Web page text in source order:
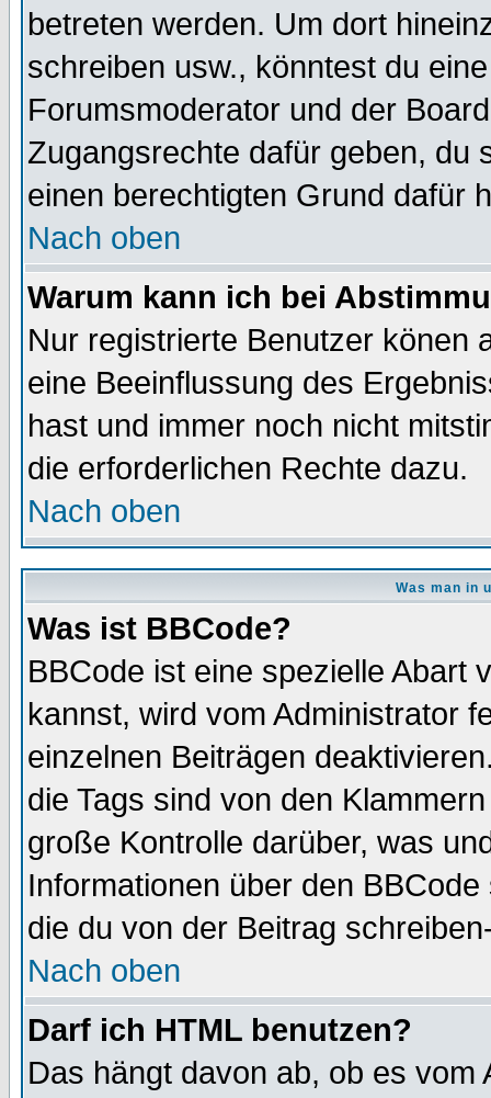
betreten werden. Um dort
schreiben usw., könntest du
Forumsmoderator und der
Zugangsrechte dafür geben, du
einen berechtigten Grund dafür
Nach oben
Warum kann ich bei
Nur registrierte Benutzer könen
eine Beeinflussung des
hast und immer noch nicht
die erforderlichen Rechte dazu.
Nach oben
Was man in
Was ist BBCode?
BBCode ist eine spezielle Abart
kannst, wird vom Administrator
einzelnen Beiträgen
die Tags sind von den
große Kontrolle darüber, was
Informationen über den
die du von der Beitrag
Nach oben
Darf ich HTML benutzen?
Das hängt davon ab, ob es